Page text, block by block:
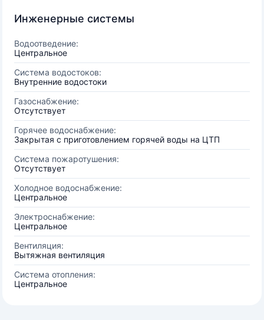
Инженерные системы
Водоотведение:
Центральное
Система водостоков:
Внутренние водостоки
Газоснабжение:
Отсутствует
Горячее водоснабжение:
Закрытая с приготовлением горячей воды на ЦТП
Система пожаротушения:
Отсутствует
Холодное водоснабжение:
Центральное
Электроснабжение:
Центральное
Вентиляция:
Вытяжная вентиляция
Система отопления:
Центральное